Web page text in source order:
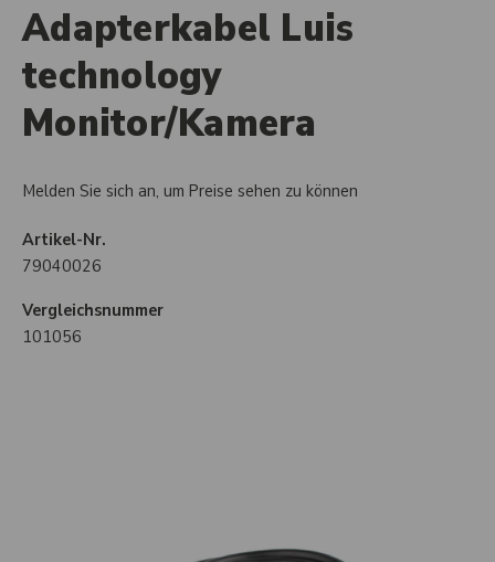
Adapterkabel Luis
technology
Monitor/Kamera
Melden Sie sich an, um Preise sehen zu können
Artikel-Nr.
79040026
Vergleichsnummer
101056